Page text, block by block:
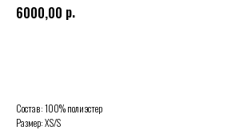
6000,00 р.
Состав: 100% полиэстер
Размер: XS/S